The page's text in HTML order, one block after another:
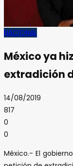
NACIONAL
México ya
extradición
14/08/2019
817
0
0
México.- El